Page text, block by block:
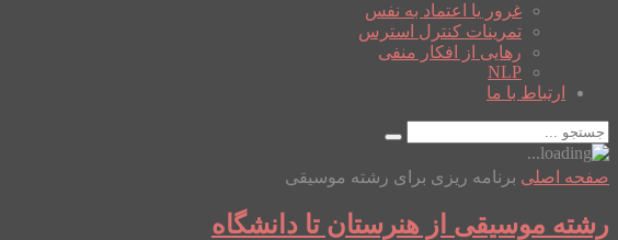
غرور یا اعتماد به نفس
تمرینات کنترل استرس
رهایی از افکار منفی
NLP
ارتباط با ما
صفحه اصلی برنامه ریزی برای رشته موسیقی
رشته موسیقی از هنرستان تا دانشگاه